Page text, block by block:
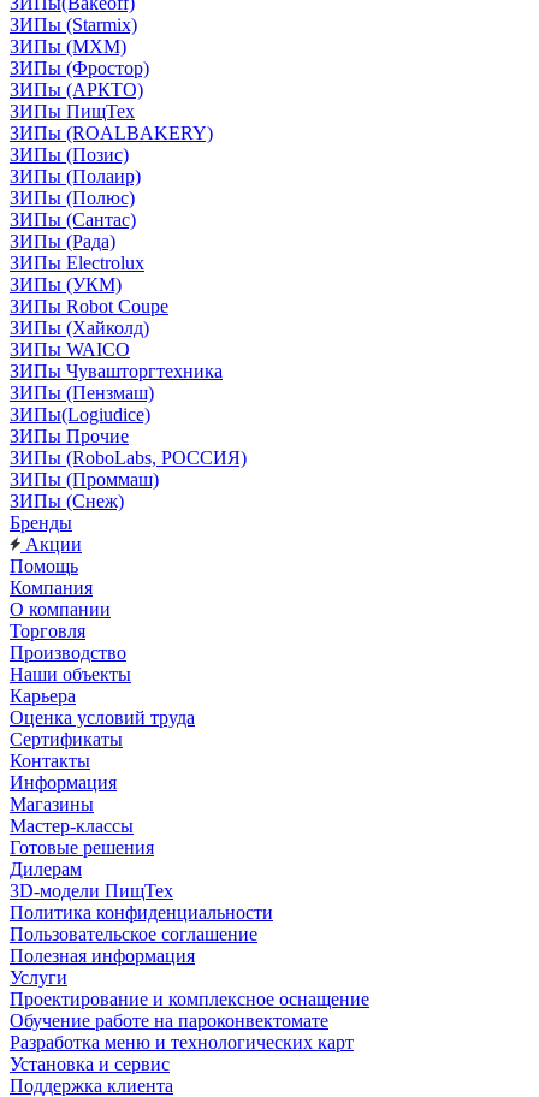
ЗИПы (Starmix)
ЗИПы (МХМ)
ЗИПы (Фростор)
ЗИПы (АРКТО)
ЗИПы ПищТех
ЗИПы (ROALBAKERY)
ЗИПы (Позис)
ЗИПы (Полаир)
ЗИПы (Полюс)
ЗИПы (Сантас)
ЗИПы (Рада)
ЗИПы Electrolux
ЗИПы (УКМ)
ЗИПы Robot Coupe
ЗИПы (Хайколд)
ЗИПы WAICO
ЗИПы Чувашторгтехника
ЗИПы (Пензмаш)
ЗИПы(Logiudice)
ЗИПы Прочие
ЗИПы (RoboLabs, РОССИЯ)
ЗИПы (Проммаш)
ЗИПы (Снеж)
Бренды
Акции
Помощь
Компания
О компании
Торговля
Производство
Наши объекты
Карьера
Оценка условий труда
Сертификаты
Контакты
Информация
Магазины
Мастер-классы
Готовые решения
Дилерам
3D-модели ПищТех
Политика конфиденциальности
Пользовательское соглашение
Полезная информация
Услуги
Проектирование и комплексное оснащение
Обучение работе на пароконвектомате
Разработка меню и технологических карт
Установка и сервис
Поддержка клиента